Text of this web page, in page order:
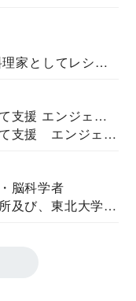
家としてレシピ
支援 エンジェル
支援 エンジェル
脳科学者
及び、東北大学大